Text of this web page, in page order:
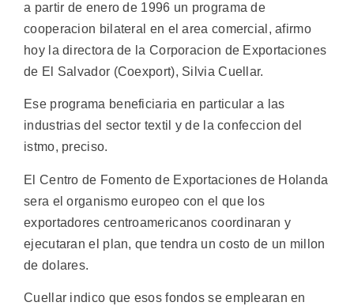
a partir de enero de 1996 un programa de
cooperacion bilateral en el area comercial, afirmo
hoy la directora de la Corporacion de Exportaciones
de El Salvador (Coexport), Silvia Cuellar.
Ese programa beneficiaria en particular a las
industrias del sector textil y de la confeccion del
istmo, preciso.
El Centro de Fomento de Exportaciones de Holanda
sera el organismo europeo con el que los
exportadores centroamericanos coordinaran y
ejecutaran el plan, que tendra un costo de un millon
de dolares.
Cuellar indico que esos fondos se emplearan en